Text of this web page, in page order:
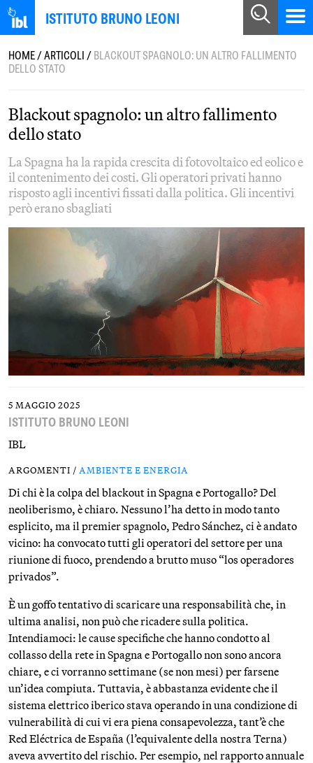
ISTITUTO BRUNO LEONI
HOME/ARTICOLI/BLACKOUT SPAGNOLO: UN ALTRO FALLIMENTO
DELLO STATO
Blackout spagnolo: un altro fallimento
dello stato
La Spagna ha la rapida crescita di fotovoltaico ed eolico e
il contenimento dei costi. Gli operatori privati hanno
risposto agli incentivi fissati dalla politica. Gli incentivi
però erano sbagliati
5 MAGGIO 2025
ISTITUTO BRUNO LEONI
IBL
ARGOMENTI / AMBIENTE E ENERGIA
Di chi è la colpa del blackout in Spagna e Portogallo? Del
neoliberismo, è chiaro. Nessuno l’ha detto in modo tanto
esplicito, ma il premier spagnolo, Pedro Sánchez, ci è andato
vicino: ha convocato tutti gli operatori del settore per una
riunione di fuoco, prendendo a brutto muso “los operadores
privados”.
È un goffo tentativo di scaricare una responsabilità che, in
ultima analisi, non può che ricadere sulla politica.
Intendiamoci: le cause specifiche che hanno condotto al
collasso della rete in Spagna e Portogallo non sono ancora
chiare, e ci vorranno settimane (se non mesi) per farsene
un’idea compiuta. Tuttavia, è abbastanza evidente che il
sistema elettrico iberico stava operando in una condizione di
vulnerabilità di cui vi era piena consapevolezza, tant’è che
Red Eléctrica de España (l’equivalente della nostra Terna)
aveva avvertito del rischio. Per esempio, nel rapporto annuale